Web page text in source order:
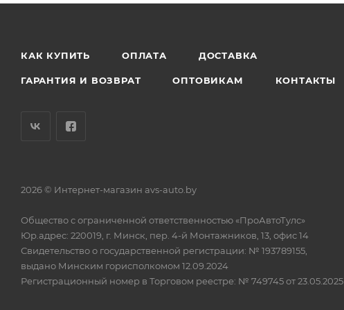
КАК КУПИТЬ ОПЛАТА ДОСТАВКА
ГАРАНТИЯ И ВОЗВРАТ ОПТОВИКАМ КОНТАКТЫ
2026 © Интернет-магазин avs-auto.by
Общество с ограниченной ответственностью «ПроАвтоТулс»
Юр.адрес: 220019, г. Минск, пер. 4-й Монтажников, 13, офис 14
Свидетельство о государственной регистрации: № 193789155,
выдано Минским горисполкомом 12.09.2024
Регистрационный номер в Торговом реестре: № 749745 от 23.05.2025